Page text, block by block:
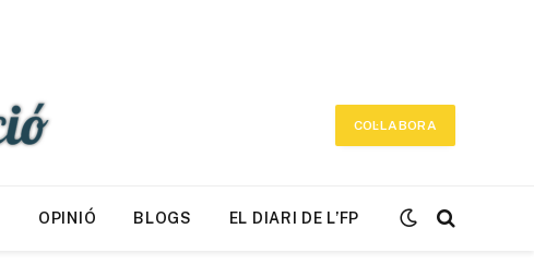
COL·LABORA
OPINIÓ BLOGS EL DIARI DE L’FP